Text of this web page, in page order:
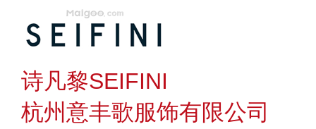
诗凡黎SEIFINI
杭州意丰歌服饰有限公司